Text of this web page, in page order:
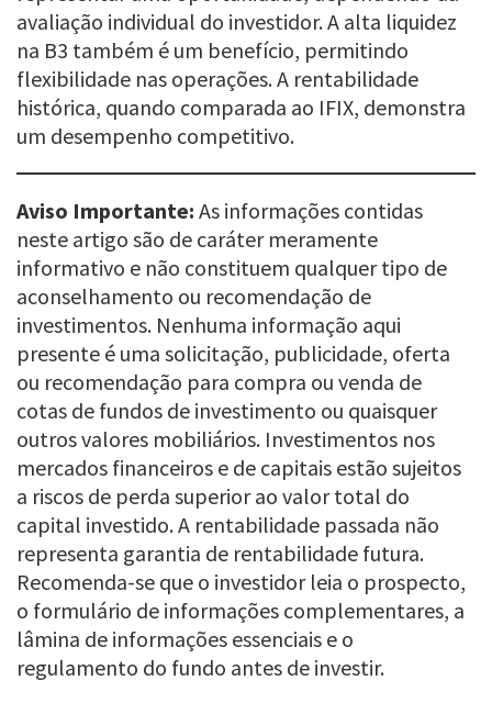
avaliação individual do investidor. A alta liquidez
na B3 também é um benefício, permitindo
flexibilidade nas operações. A rentabilidade
histórica, quando comparada ao IFIX, demonstra
um desempenho competitivo.
Aviso Importante: As informações contidas
neste artigo são de caráter meramente
informativo e não constituem qualquer tipo de
aconselhamento ou recomendação de
investimentos. Nenhuma informação aqui
presente é uma solicitação, publicidade, oferta
ou recomendação para compra ou venda de
cotas de fundos de investimento ou quaisquer
outros valores mobiliários. Investimentos nos
mercados financeiros e de capitais estão sujeitos
a riscos de perda superior ao valor total do
capital investido. A rentabilidade passada não
representa garantia de rentabilidade futura.
Recomenda-se que o investidor leia o prospecto,
o formulário de informações complementares, a
lâmina de informações essenciais e o
regulamento do fundo antes de investir.